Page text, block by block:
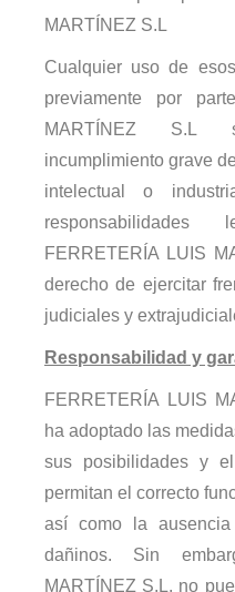
MARTÍNEZ S.L
Cualquier uso de
previamente por
MARTÍNEZ S.L
incumplimiento grave
intelectual o
responsabilidades
FERRETERÍA LUIS
derecho de ejercitar
judiciales y
Responsabilidad y
FERRETERÍA LUIS
ha adoptado las
sus posibilidades y
permitan el correcto
así como la
dañinos. Sin
MARTÍNEZ S.L. no